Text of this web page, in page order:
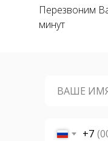
+7
Перезвоним
минут